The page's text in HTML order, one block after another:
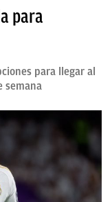
para
para llegar al
semana